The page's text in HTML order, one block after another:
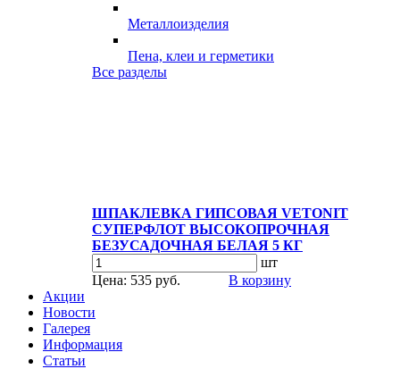
Металлоизделия
Пена, клеи и герметики
Все разделы
ШПАКЛЕВКА ГИПСОВАЯ VETONIT
СУПЕРФЛОТ ВЫСОКОПРОЧНАЯ
БЕЗУСАДОЧНАЯ БЕЛАЯ 5 КГ
шт
Цена: 535 руб.
В корзину
Акции
Новости
Галерея
Информация
Статьи